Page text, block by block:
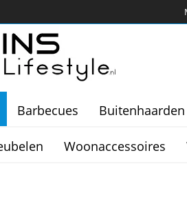
Barbecues Buitenhaarden
Woonaccessoires